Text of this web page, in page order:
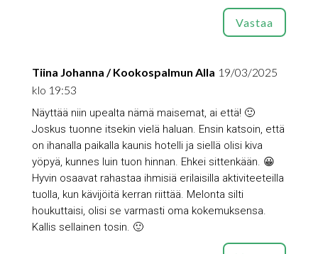
Vastaa
Tiina Johanna / Kookospalmun Alla 19/03/2025
klo 19:53
Näyttää niin upealta nämä maisemat, ai että! 🙂
Joskus tuonne itsekin vielä haluan. Ensin katsoin, että
on ihanalla paikalla kaunis hotelli ja siellä olisi kiva
yöpyä, kunnes luin tuon hinnan. Ehkei sittenkään. 😀
Hyvin osaavat rahastaa ihmisiä erilaisilla aktiviteeteilla
tuolla, kun kävijöitä kerran riittää. Melonta silti
houkuttaisi, olisi se varmasti oma kokemuksensa.
Kallis sellainen tosin. 🙂